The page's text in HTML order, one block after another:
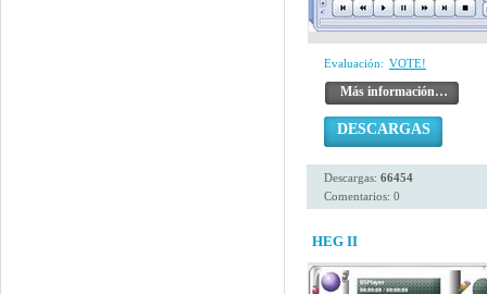
Evaluación: VOTE!
Más información…
DESCARGAS
Descargas: 66454
Comentarios: 0
HEG II